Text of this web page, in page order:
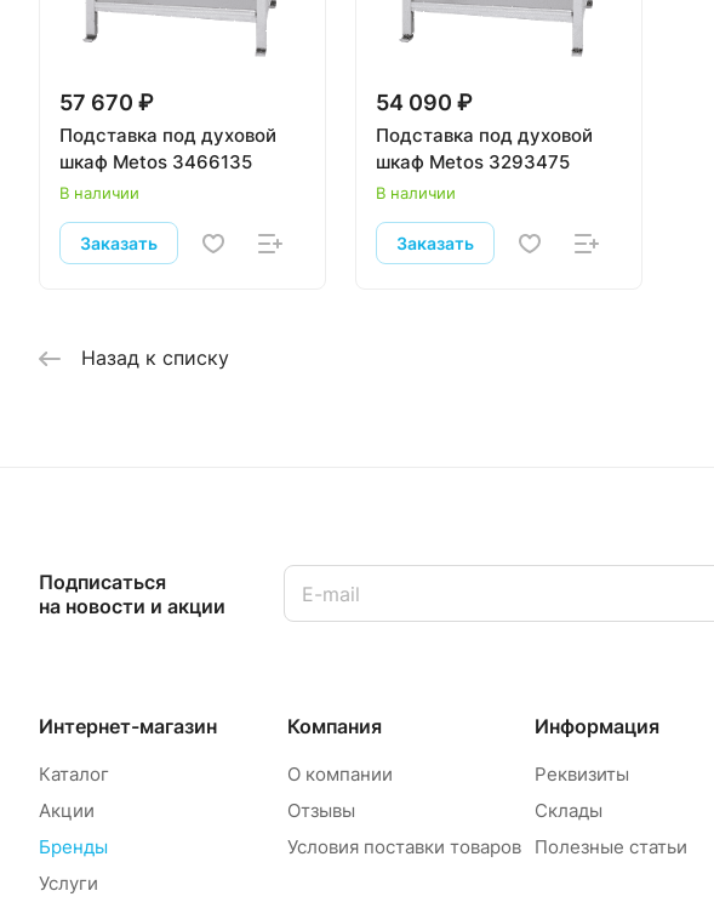
57 670 ₽
Подставка под духовой
шкаф Metos 3466135
В наличии
Заказать
54 090 ₽
Подставка под духовой
шкаф Metos 3293475
В наличии
Заказать
Назад к списку
Подписаться
на новости и акции
Интернет-магазин
Каталог
Акции
Бренды
Услуги
Компания
О компании
Отзывы
Условия поставки товаров
Информация
Реквизиты
Склады
Полезные статьи